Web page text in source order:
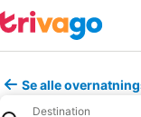
Se alle
Destination